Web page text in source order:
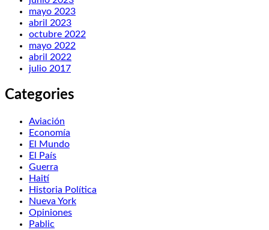
mayo 2023
abril 2023
octubre 2022
mayo 2022
abril 2022
julio 2017
Categories
Aviación
Economía
El Mundo
El País
Guerra
Haití
Historia Política
Nueva York
Opiniones
Pablic